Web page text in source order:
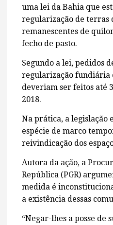
uma lei da Bahia que
regularização de terras
remanescentes de
fecho de pasto.
Segundo a lei, pedidos
regularização fundiária
deveriam ser feitos até
2018.
Na prática, a legislação
espécie de marco
reivindicação dos
Autora da ação, a
República (PGR)
medida é
a existência dessas
“Negar-lhes a posse de